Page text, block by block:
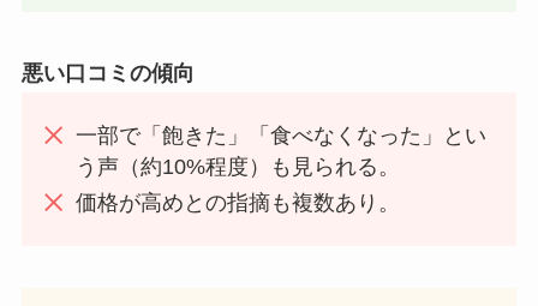
悪い口コミの傾向
一部で「飽きた」「食べなくなった」とい
う声（約10%程度）も見られる。
価格が高めとの指摘も複数あり。